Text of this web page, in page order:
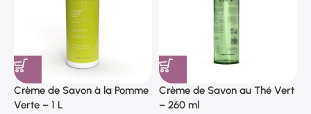
Crème de Savon à la Pomme
Verte – 1 L
Crème de Savon au Thé Vert
– 260 ml